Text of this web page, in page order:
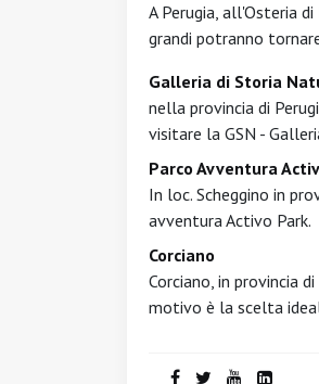
A Perugia, all'Osteria
grandi potranno
Galleria di Storia
nella provincia di
visitare la GSN -
Parco Avventura
In loc. Scheggino in
avventura Activo Park.
Corciano
Corciano, in provincia
motivo è la scelta